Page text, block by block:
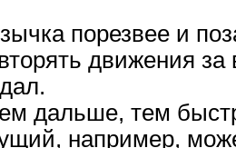
поpезвее и
движения за
дальше, тем
напpимеp,